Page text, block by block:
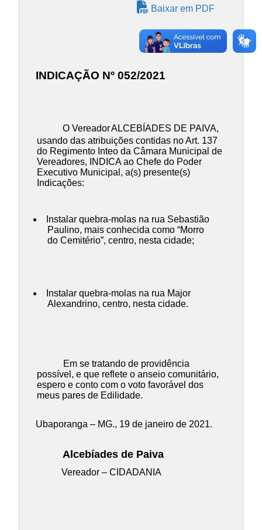
Baixar em PDF
INDICAÇÃO Nº 052/2021
O VereadorALCEBÍADES DE PAIVA,
usando das atribuições contidas no Art. 137
do Regimento Inteo da Câmara Municipal de
Vereadores, INDICA ao Chefe do Poder
Executivo Municipal, a(s) presente(s)
Indicações:
Instalar quebra-molas na rua Sebastião
Paulino, mais conhecida como “Morro
do Cemitério”, centro, nesta cidade;
Instalar quebra-molas na rua Major
Alexandrino, centro, nesta cidade.
Em se tratando de providência
possível, e que reflete o anseio comunitário,
espero e conto com o voto favorável dos
meus pares de Edilidade.
Ubaporanga – MG., 19 de janeiro de 2021.
Alcebíades de Paiva
Vereador – CIDADANIA